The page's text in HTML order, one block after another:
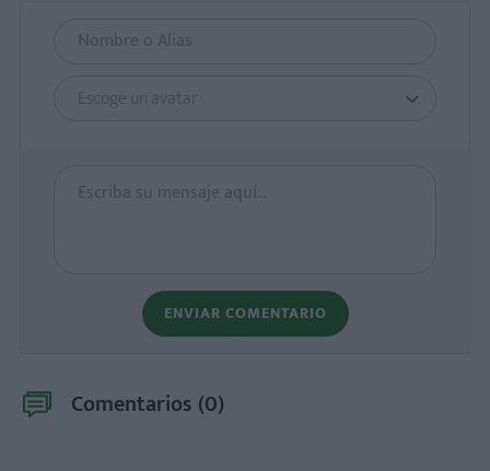
Escoge un avatar
ENVIAR COMENTARIO
Comentarios (0)